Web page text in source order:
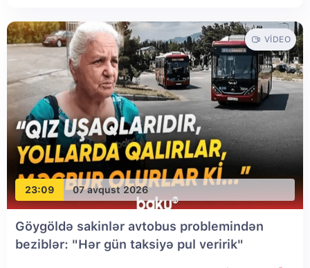
23:09 07 avqust 2026
VIDEO
Göygöldə sakinlər avtobus problemindən
beziblər: "Hər gün taksiyə pul veririk"